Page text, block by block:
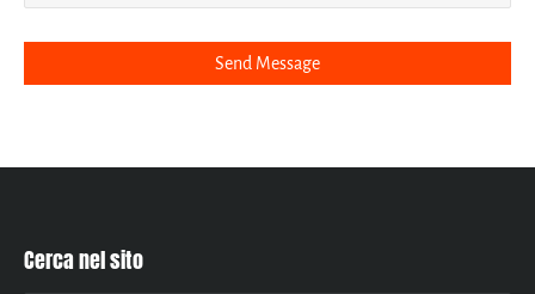
Cerca nel sito